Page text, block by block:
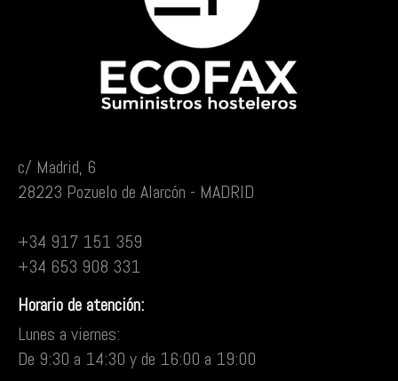
c/ Madrid, 6
28223 Pozuelo de Alarcón - MADRID
+34 917 151 359
+34 653 908 331
Horario de atención:
Lunes a viernes:
De 9:30 a 14:30 y de 16:00 a 19:00